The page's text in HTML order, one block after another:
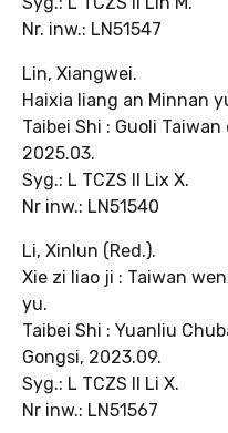
Nr. inw.: LN51547
Lin, Xiangwei.
Haixia liang an Minnan
Taibei Shi : Guoli
2025.03.
Syg.: L TCZS II Lix X.
Nr inw.: LN51540
Li, Xinlun (Red.).
Xie zi liao ji : Taiwan
yu.
Taibei Shi : Yuanliu
Gongsi, 2023.09.
Syg.: L TCZS II Li X.
Nr inw.: LN51567